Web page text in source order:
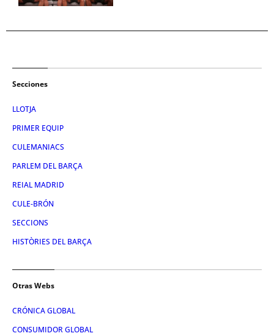
Secciones
LLOTJA
PRIMER EQUIP
CULEMANIACS
PARLEM DEL BARÇA
REIAL MADRID
CULE-BRÓN
SECCIONS
HISTÒRIES DEL BARÇA
Otras Webs
CRÓNICA GLOBAL
CONSUMIDOR GLOBAL